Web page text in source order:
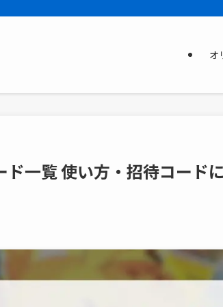
オ
一覧 使い方・招待コード